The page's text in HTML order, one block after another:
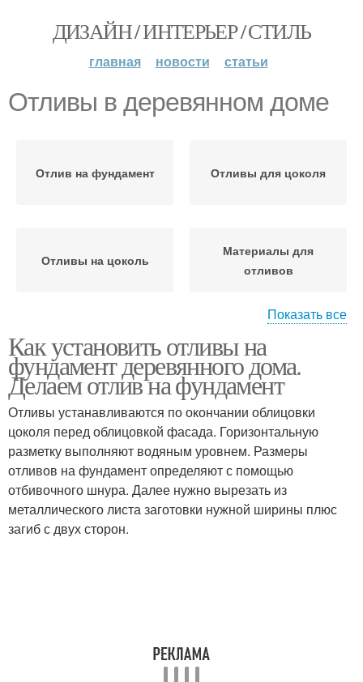
ДИЗАЙН / ИНТЕРЬЕР / СТИЛЬ
главная новости статьи
Отливы в деревянном доме
Отлив на фундамент Отливы для цоколя
Отливы на цоколь
Материалы для
отливов
Отливы из стали Отливы из алюминия
Медные отливы Материалы для отлива
Цоколь в деревянном
доме
Показать все
Как установить отливы на
фундамент деревянного дома.
Делаем отлив на фундамент
Отливы устанавливаются по окончании облицовки
цоколя перед облицовкой фасада. Горизонтальную
разметку выполняют водяным уровнем. Размеры
отливов на фундамент определяют с помощью
отбивочного шнура. Далее нужно вырезать из
металлического листа заготовки нужной ширины плюс
загиб с двух сторон.